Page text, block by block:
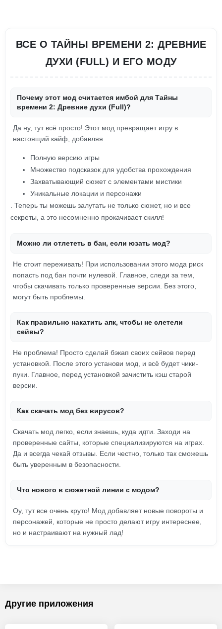
ВСЕ О ТАЙНЫ ВРЕМЕНИ 2: ДРЕВНИЕ
ДУХИ (FULL) И ЕГО МОДУ
Почему этот мод считается имбой для Тайны
времени 2: Древние духи (Full)?
Да ну, тут всё просто! Этот мод превращает игру в
настоящий кайф, добавляя
Полную версию игры
Множество подсказок для удобства прохождения
Захватывающий сюжет с элементами мистики
Уникальные локации и персонажи
. Теперь ты можешь залутать не только сюжет, но и все
секреты, а это несомненно прокачивает скилл!
Можно ли отлететь в бан, если юзать мод?
Не стоит переживать! При использовании этого мода риск
попасть под бан почти нулевой. Главное, следи за тем,
чтобы скачивать только проверенные версии. Без этого,
могут быть проблемы.
Как правильно накатить апк, чтобы не слетели
сейвы?
Не проблема! Просто сделай бэкап своих сейвов перед
установкой. После этого установи мод, и всё будет чики-
пуки. Главное, перед установкой зачистить кэш старой
версии.
Как скачать мод без вирусов?
Скачать мод легко, если знаешь, куда идти. Заходи на
проверенные сайты, которые специализируются на играх.
Да и всегда чекай отзывы. Если честно, только так сможешь
быть уверенным в безопасности.
Что нового в сюжетной линии с модом?
Оу, тут все очень круто! Мод добавляет новые повороты и
персонажей, которые не просто делают игру интереснее,
но и настраивают на нужный лад!
Другие приложения